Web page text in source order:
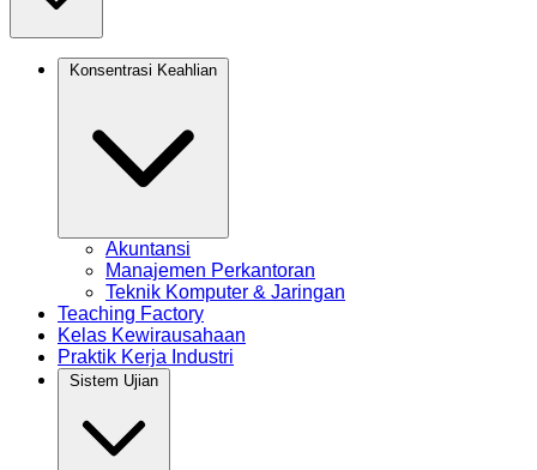
Akuntansi
Manajemen Perkantoran
Teknik Komputer & Jaringan
Teaching Factory
Kelas Kewirausahaan
Praktik Kerja Industri